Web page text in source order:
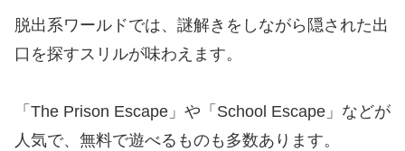
脱出系ワールドでは、謎解きをしながら隠された出
口を探すスリルが味わえます。
「The Prison Escape」や「School Escape」などが
人気で、無料で遊べるものも多数あります。